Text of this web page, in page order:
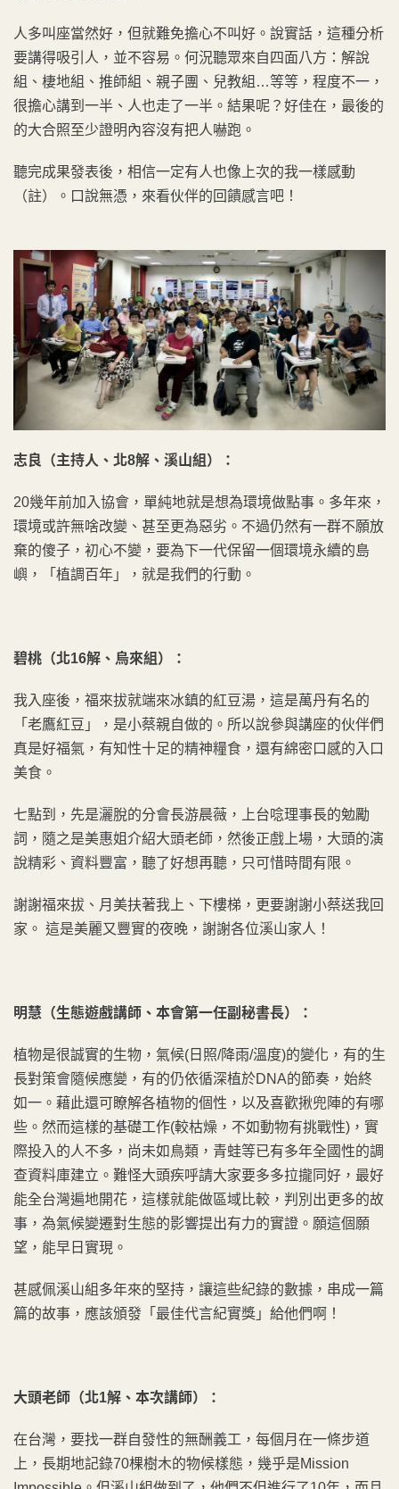
人多叫座當然好，但就難免擔心不叫好。說實話，這種分析
要講得吸引人，並不容易。何況聽眾來自四面八方：解說
組、棲地組、推師組、親子團、兒教組…等等，程度不一，
很擔心講到一半、人也走了一半。結果呢？好佳在，最後的
的大合照至少證明內容沒有把人嚇跑。
聽完成果發表後，相信一定有人也像上次的我一樣感動
（註）。口說無憑，來看伙伴的回饋感言吧！
志良（主持人、北8解、溪山組）：
20幾年前加入協會，單純地就是想為環境做點事。多年來，
環境或許無啥改變、甚至更為惡劣。不過仍然有一群不願放
棄的傻子，初心不變，要為下一代保留一個環境永續的島
嶼，「植調百年」，就是我們的行動。
碧桃（北16解、烏來組）：
我入座後，福來拔就端來冰鎮的紅豆湯，這是萬丹有名的
「老鷹紅豆」，是小蔡親自做的。所以說參與講座的伙伴們
真是好福氣，有知性十足的精神糧食，還有綿密口感的入口
美食。
七點到，先是灑脫的分會長游晨薇，上台唸理事長的勉勵
詞，隨之是美惠姐介紹大頭老師，然後正戲上場，大頭的演
說精彩、資料豐富，聽了好想再聽，只可惜時間有限。
謝謝福來拔、月美扶著我上、下樓梯，更要謝謝小蔡送我回
家。 這是美麗又豐實的夜晚，謝謝各位溪山家人！
明慧（生態遊戲講師、本會第一任副秘書長）：
植物是很誠實的生物，氣候(日照/降雨/溫度)的變化，有的生
長對策會隨候應變，有的仍依循深植於DNA的節奏，始終
如一。藉此還可瞭解各植物的個性，以及喜歡揪兜陣的有哪
些。然而這樣的基礎工作(較枯燥，不如動物有挑戰性)，實
際投入的人不多，尚未如鳥類，青蛙等已有多年全國性的調
查資料庫建立。難怪大頭疾呼請大家要多多拉攏同好，最好
能全台灣遍地開花，這樣就能做區域比較，判別出更多的故
事，為氣候變遷對生態的影響提出有力的實證。願這個願
望，能早日實現。
甚感佩溪山組多年來的堅持，讓這些紀錄的數據，串成一篇
篇的故事，應該頒發「最佳代言紀實獎」給他們啊！
大頭老師（北1解、本次講師）：
在台灣，要找一群自發性的無酬義工，每個月在一條步道
上，長期地記錄70棵樹木的物候樣態，幾乎是Mission